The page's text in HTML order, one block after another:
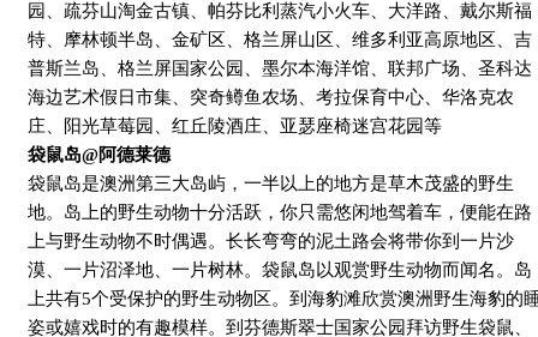
园、疏芬山淘金古镇、帕芬比利蒸汽小火车、大洋路、戴尔斯福
特、摩林顿半岛、金矿区、格兰屏山区、维多利亚高原地区、吉
普斯兰岛、格兰屏国家公园、墨尔本海洋馆、联邦广场、圣科达
海边艺术假日市集、突奇鳟鱼农场、考拉保育中心、华洛克农
庄、阳光草莓园、红丘陵酒庄、亚瑟座椅迷宫花园等
袋鼠岛@阿德莱德
袋鼠岛是澳洲第三大岛屿，一半以上的地方是草木茂盛的野生
地。岛上的野生动物十分活跃，你只需悠闲地驾着车，便能在路
上与野生动物不时偶遇。长长弯弯的泥土路会将带你到一片沙
漠、一片沼泽地、一片树林。袋鼠岛以观赏野生动物而闻名。岛
上共有5个受保护的野生动物区。到海豹滩欣赏澳洲野生海豹的
姿或嬉戏时的有趣模样。到芬德斯翠士国家公园拜访野生袋鼠、